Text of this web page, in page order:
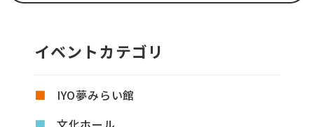
イベントカテゴリ
IYO夢みらい館